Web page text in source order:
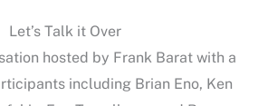
Let’s Talk it Over
hosted by Frank Barat with a
including Brian Eno, Ken